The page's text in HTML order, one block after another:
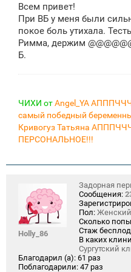
б
щ
е
н
и
Всем привет!
При ВБ у меня были
покое боль утихала.
Римма, держим
Б.
ЧИХИ отAngel_YA
самый победный
Кривогуз Татьяна
ПЕРСОНАЛЬНОЕ!!!
Holly_86
Задорная
Сообщения:
Пол: Женский
Сколько
Стаж
В каких
Сургутский
Благодарил (а): 61 раз
Поблагодарили: 47 раз